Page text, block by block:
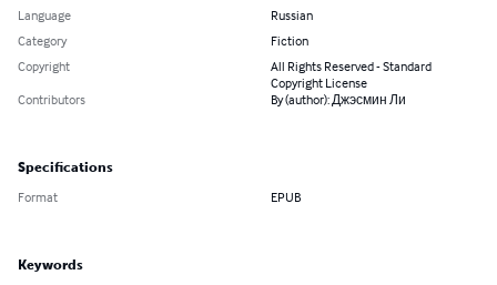
Language
Russian
Category
Fiction
Copyright
All Rights Reserved - Standard
Copyright License
Contributors
By (author): Джэсмин Ли
Specifications
Format EPUB
Keywords